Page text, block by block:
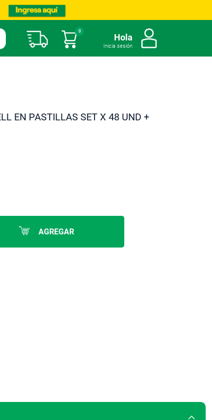
Mi carrito
0
Hola
Inicia sesión
EN PASTILLAS SET X 48 UND +
AGREGAR